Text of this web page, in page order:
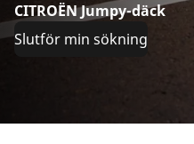
CITROËN Jumpy-däck
Slutför min sökning